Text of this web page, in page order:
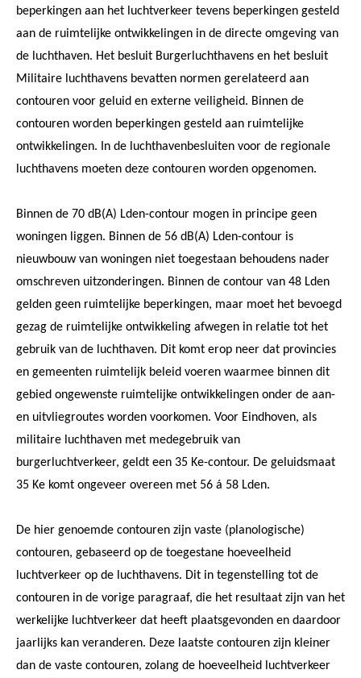
beperkingen aan het luchtverkeer tevens beperkingen gesteld
aan de ruimtelijke ontwikkelingen in de directe omgeving van
de luchthaven. Het besluit Burgerluchthavens en het besluit
Militaire luchthavens bevatten normen gerelateerd aan
contouren voor geluid en externe veiligheid. Binnen de
contouren worden beperkingen gesteld aan ruimtelijke
ontwikkelingen. In de luchthavenbesluiten voor de regionale
luchthavens moeten deze contouren worden opgenomen.
Binnen de 70 dB(A) Lden-contour mogen in principe geen
woningen liggen. Binnen de 56 dB(A) Lden-contour is
nieuwbouw van woningen niet toegestaan behoudens nader
omschreven uitzonderingen. Binnen de contour van 48 Lden
gelden geen ruimtelijke beperkingen, maar moet het bevoegd
gezag de ruimtelijke ontwikkeling afwegen in relatie tot het
gebruik van de luchthaven. Dit komt erop neer dat provincies
en gemeenten ruimtelijk beleid voeren waarmee binnen dit
gebied ongewenste ruimtelijke ontwikkelingen onder de aan-
en uitvliegroutes worden voorkomen. Voor Eindhoven, als
militaire luchthaven met medegebruik van
burgerluchtverkeer, geldt een 35 Ke-contour. De geluidsmaat
35 Ke komt ongeveer overeen met 56 á 58 Lden.
De hier genoemde contouren zijn vaste (planologische)
contouren, gebaseerd op de toegestane hoeveelheid
luchtverkeer op de luchthavens. Dit in tegenstelling tot de
contouren in de vorige paragraaf, die het resultaat zijn van het
werkelijke luchtverkeer dat heeft plaatsgevonden en daardoor
jaarlijks kan veranderen. Deze laatste contouren zijn kleiner
dan de vaste contouren, zolang de hoeveelheid luchtverkeer